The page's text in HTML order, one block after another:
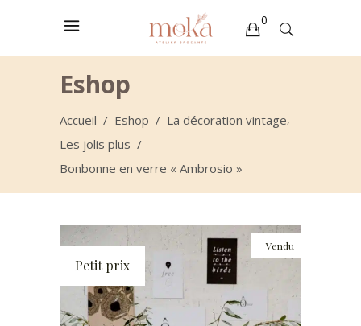
0
Eshop
Accueil / Eshop / La décoration vintage,
Les jolis plus /
Bonbonne en verre « Ambrosio »
Vendu
Petit prix